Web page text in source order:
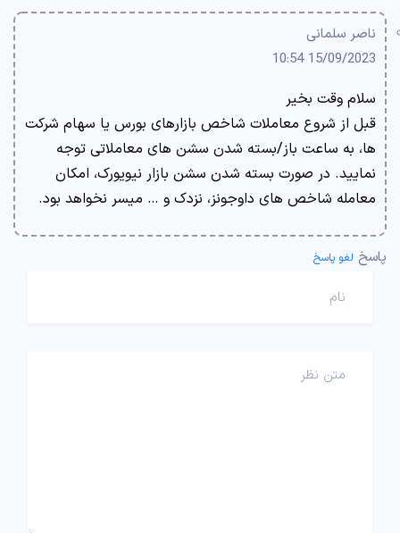
ناصر سلمانی
15/09/2023 10:54
سلام وقت بخیر
قبل از شروع معاملات شاخص بازارهای بورس یا سهام شرکت
ها، به ساعت باز/بسته شدن سشن های معاملاتی توجه
نمایید. در صورت بسته شدن سشن بازار نیویورک، امکان
معامله شاخص های داوجونز، نزدک و … میسر نخواهد بود.
پاسخ لغو پاسخ